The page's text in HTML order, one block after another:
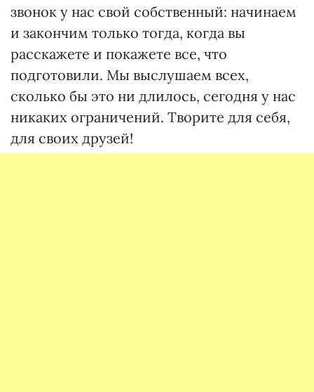
звонок у нас свой собственный: начинаем
и закончим только тогда, когда вы
расскажете и покажете все, что
подготовили. Мы выслушаем всех,
сколько бы это ни длилось, сегодня у нас
никаких ограничений. Творите для себя,
для своих друзей!